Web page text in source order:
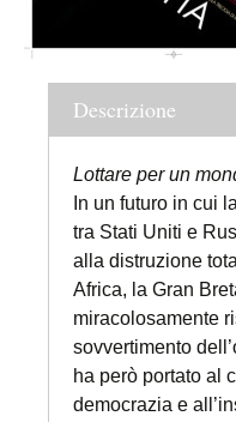
Descrizione
Lottare per un
In un futuro in cui
tra Stati Uniti e
alla distruzione
Africa, la Gran
miracolosamente
sovvertimento
ha però portato al
democrazia e